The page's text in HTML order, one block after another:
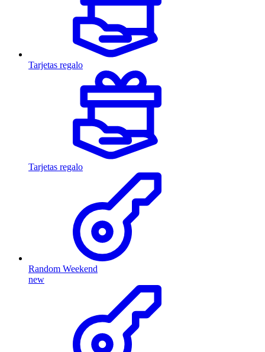
Tarjetas regalo
Tarjetas regalo
Random Weekend
new